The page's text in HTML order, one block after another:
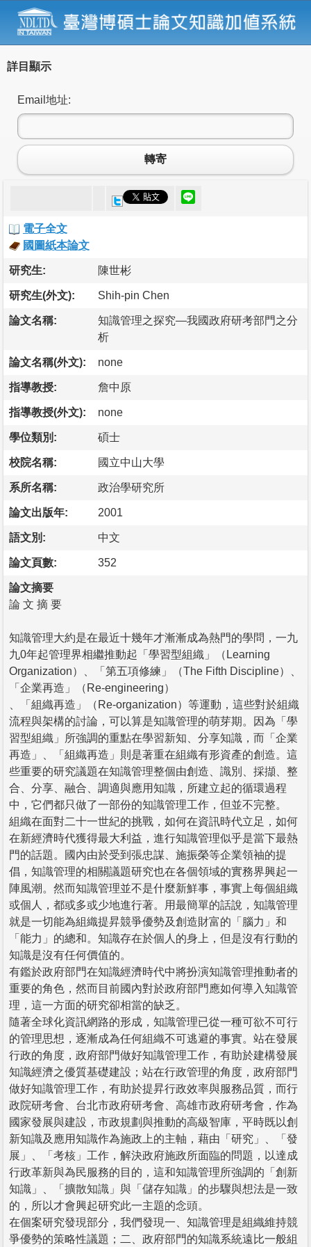
詳目顯示
Email地址:
轉寄
電子全文
國圖紙本論文
研究生: 陳世彬
研究生(外文): Shih-pin Chen
論文名稱:
知識管理之探究—我國政府研考部門之分
析
論文名稱(外文): none
指導教授: 詹中原
指導教授(外文): none
學位類別: 碩士
校院名稱: 國立中山大學
系所名稱: 政治學研究所
論文出版年: 2001
語文別: 中文
論文頁數: 352
論文摘要
論 文 摘 要
知識管理大約是在最近十幾年才漸漸成為熱門的學問，一九
九0年起管理界相繼推動起「學習型組織」（Learning
Organization）、「第五項修練」（The Fifth Discipline）、
「企業再造」（Re-engineering）
、「組織再造」（Re-organization）等運動，這些對於組織
流程與架構的討論，可以算是知識管理的萌芽期。因為「學
習型組織」所強調的重點在學習新知、分享知識，而「企業
再造」、「組織再造」則是著重在組織有形資產的創造。這
些重要的研究議題在知識管理整個由創造、識別、採擷、整
合、分享、融合、調適與應用知識，所建立起的循環過程
中，它們都只做了一部份的知識管理工作，但並不完整。
組織在面對二十一世紀的挑戰，如何在資訊時代立足，如何
在新經濟時代獲得最大利益，進行知識管理似乎是當下最熱
門的話題。國內由於受到張忠謀、施振榮等企業領袖的提
倡，知識管理的相關議題研究也在各個領域的實務界興起一
陣風潮。然而知識管理並不是什麼新鮮事，事實上每個組織
或個人，都或多或少地進行著。用最簡單的話說，知識管理
就是一切能為組織提昇競爭優勢及創造財富的「腦力」和
「能力」的總和。知識存在於個人的身上，但是沒有行動的
知識是沒有任何價值的。
有鑑於政府部門在知識經濟時代中將扮演知識管理推動者的
重要的角色，然而目前國內對於政府部門應如何導入知識管
理，這一方面的研究卻相當的缺乏。
隨著全球化資訊網路的形成，知識管理已從一種可欲不可行
的管理思想，逐漸成為任何組織不可逃避的事實。站在發展
行政的角度，政府部門做好知識管理工作，有助於建構發展
知識經濟之優質基礎建設；站在行政管理的角度，政府部門
做好知識管理工作，有助於提昇行政效率與服務品質，而行
政院研考會、台北市政府研考會、高雄市政府研考會，作為
國家發展與建設，市政規劃與推動的高級智庫，平時既以創
新知識及應用知識作為施政上的主軸，藉由「研究」、「發
展」、「考核」工作，解決政府施政所面臨的問題，以達成
行政革新與為民服務的目的，這和知識管理所強調的「創新
知識」、「擴散知識」與「儲存知識」的步驟與想法是一致
的，所以才會興起研究此一主題的念頭。
在個案研究發現部分，我們發現一、知識管理是組織維持競
爭優勢的策略性議題；二、政府部門的知識系統遠比一般組